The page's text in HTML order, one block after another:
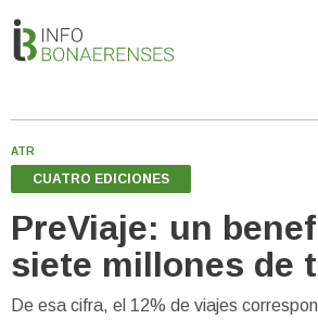
ATR
CUATRO EDICIONES
PreViaje: un
siete millones de
De esa cifra, el 12% de viajes